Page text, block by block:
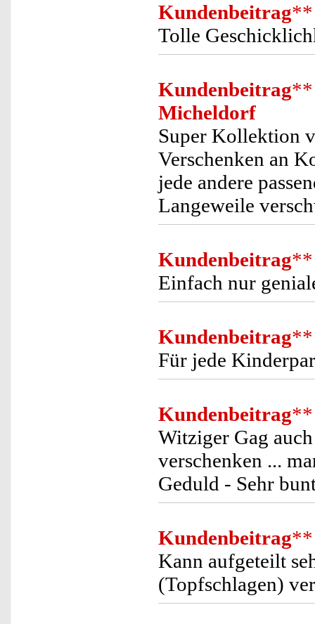
Kundenbeitrag**
Tolle
Kundenbeitrag**
Micheldorf
Super Kollektion
Verschenken an
jede andere
Langeweile
Kundenbeitrag**
Einfach nur
Kundenbeitrag**
Für jede
Kundenbeitrag**
Witziger Gag
verschenken ...
Geduld - Sehr
Kundenbeitrag**
Kann aufgeteilt
(Topfschlagen)